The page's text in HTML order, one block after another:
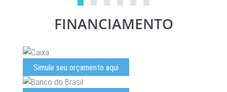
FINANCIAMENTO
Simule seu orçamento aqui